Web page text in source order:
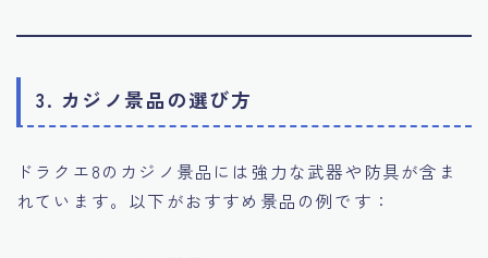
3. カジノ景品の選び方
ドラクエ8のカジノ景品には強力な武器や防具が含ま
れています。以下がおすすめ景品の例です：